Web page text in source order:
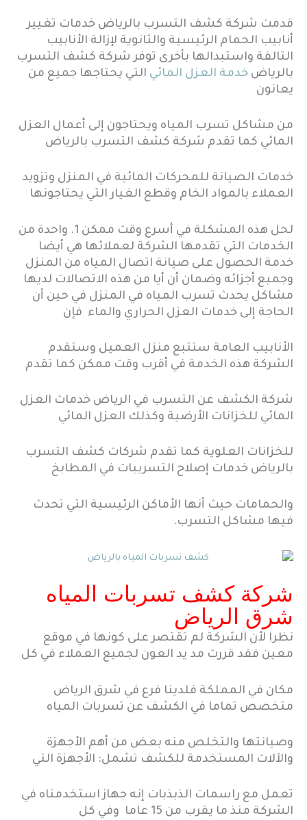
قدمت شركة كشف التسرب بالرياض خدمات تغيير
أنابيب الحمام الرئيسية والثانوية لإزالة الأنابيب
التالفة واستبدالها بأخرى توفر شركة كشف التسرب
بالرياض خدمة العزل المائي التي يحتاجها جميع من
يعانون
من مشاكل تسرب المياه ويحتاجون إلى أعمال العزل
المائي كما تقدم شركة كشف التسرب بالرياض
خدمات الصيانة للمحركات المائية في المنزل وتزويد
العملاء بالمواد الخام وقطع الغيار التي يحتاجونها
لحل هذه المشكلة في أسرع وقت ممكن 1. واحدة من
الخدمات التي تقدمها الشركة لعملائها هي أيضا
خدمة الحصول على صيانة اتصال المياه من المنزل
وجميع أجزائه وضمان أن أيا من هذه الاتصالات لديها
مشاكل يحدث تسرب المياه في المنزل في حين أن
الحاجة إلى خدمات العزل الحراري والماء فإن
الأنابيب العامة ستتبع منزل العميل وستقدم
الشركة هذه الخدمة في أقرب وقت ممكن كما تقدم
شركة الكشف عن التسرب في الرياض خدمات العزل
المائي للخزانات الأرضية وكذلك العزل المائي
للخزانات العلوية كما تقدم شركات كشف التسرب
بالرياض خدمات إصلاح التسريبات في المطابخ
والحمامات حيث أنها الأماكن الرئيسية التي تحدث
فيها مشاكل التسرب.
شركة كشف تسربات المياه
شرق الرياض
نظرا لأن الشركة لم تقتصر على كونها في موقع
معين فقد قررت مد يد العون لجميع العملاء في كل
مكان في المملكة فلدينا فرع في شرق الرياض
متخصص تماما في الكشف عن تسربات المياه
وصيانتها والتخلص منه بعض من أهم الأجهزة
والآلات المستخدمة للكشف تشمل: الأجهزة التي
تعمل مع راسمات الذبذبات إنه جهاز استخدمناه في
الشركة منذ ما يقرب من 15 عاما وفي كل